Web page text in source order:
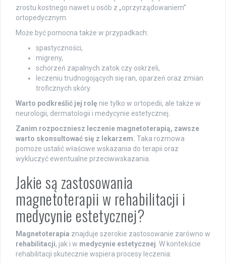
zrostu kostnego nawet u osób z „oprzyrządowaniem”
ortopedycznym.
Może być pomocna także w przypadkach:
spastyczności,
migreny,
schorzeń zapalnych zatok czy oskrzeli,
leczeniu trudnogojących się ran, oparzeń oraz zmian
troficznych skóry.
Warto podkreślić jej rolę nie tylko w ortopedii, ale także w
neurologii, dermatologii i medycynie estetycznej.
Zanim rozpoczniesz leczenie magnetoterapią, zawsze
warto skonsultować się z lekarzem. Taka rozmowa
pomoże ustalić właściwe wskazania do terapii oraz
wykluczyć ewentualne przeciwwskazania.
Jakie są zastosowania
magnetoterapii w rehabilitacji i
medycynie estetycznej?
Magnetoterapia znajduje szerokie zastosowanie zarówno w
rehabilitacji, jak i w medycynie estetycznej. W kontekście
rehabilitacji skutecznie wspiera procesy leczenia: